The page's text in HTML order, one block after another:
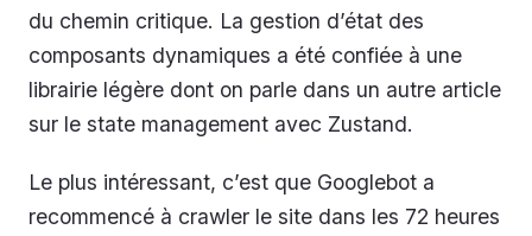
du chemin critique. La gestion d’état des
composants dynamiques a été confiée à une
librairie légère dont on parle dans un autre article
sur le state management avec Zustand.
Le plus intéressant, c’est que Googlebot a
recommencé à crawler le site dans les 72 heures